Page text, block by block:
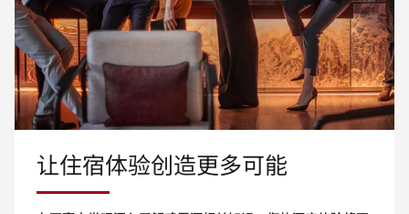
让住宿体验创造更多可能